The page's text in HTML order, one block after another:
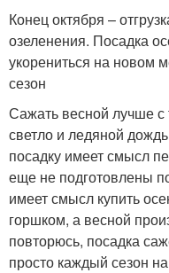
Конец октября –
озеленения. Посадка
укорениться на новом
сезон
Сажать весной лучше с
светло и ледяной
посадку имеет смысл
еще не подготовлены
имеет смысл купить
горшком, а весной
повторюсь, посадка
просто каждый сезон